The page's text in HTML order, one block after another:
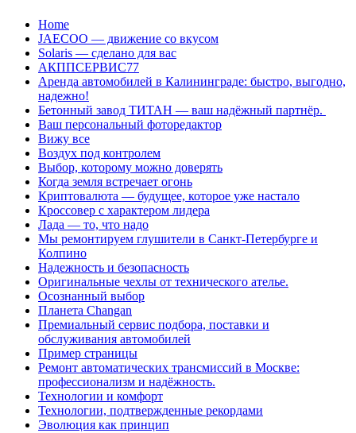
Перейти
содержанию
Home
JAECOO — движение со вкусом
Solaris — сделано для вас
АКППСЕРВИС77
Аренда автомобилей в Калининграде: быстро, выгодно,
надежно!
Бетонный завод ТИТАН — ваш надёжный партнёр.
Ваш персональный фоторедактор
Вижу все
Воздух под контролем
Выбор, которому можно доверять
Когда земля встречает огонь
Криптовалюта — будущее, которое уже настало
Кроссовер с характером лидера
Лада — то, что надо
Мы ремонтируем глушители в Санкт-Петербурге и
Колпино
Надежность и безопасность
Оригинальные чехлы от технического ателье.
Осознанный выбор
Планета Changan
Премиальный сервис подбора, поставки и
обслуживания автомобилей
Пример страницы
Ремонт автоматических трансмиссий в Москве:
профессионализм и надёжность.
Технологии и комфорт
Технологии, подтвержденные рекордами
Эволюция как принцип